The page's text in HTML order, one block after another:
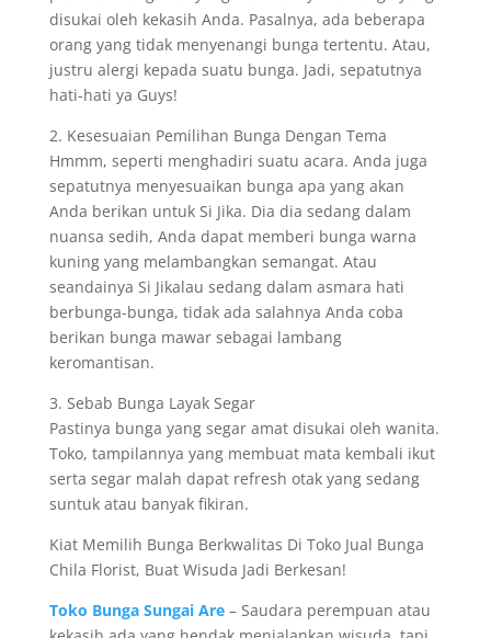
disukai oleh kekasih Anda. Pasalnya, ada beberapa
orang yang tidak menyenangi bunga tertentu. Atau,
justru alergi kepada suatu bunga. Jadi, sepatutnya
hati-hati ya Guys!
2. Kesesuaian Pemilihan Bunga Dengan Tema
Hmmm, seperti menghadiri suatu acara. Anda juga
sepatutnya menyesuaikan bunga apa yang akan
Anda berikan untuk Si Jika. Dia dia sedang dalam
nuansa sedih, Anda dapat memberi bunga warna
kuning yang melambangkan semangat. Atau
seandainya Si Jikalau sedang dalam asmara hati
berbunga-bunga, tidak ada salahnya Anda coba
berikan bunga mawar sebagai lambang
keromantisan.
3. Sebab Bunga Layak Segar
Pastinya bunga yang segar amat disukai oleh wanita.
Toko, tampilannya yang membuat mata kembali ikut
serta segar malah dapat refresh otak yang sedang
suntuk atau banyak fikiran.
Kiat Memilih Bunga Berkwalitas Di Toko Jual Bunga
Chila Florist, Buat Wisuda Jadi Berkesan!
Toko Bunga Sungai Are– Saudara perempuan atau